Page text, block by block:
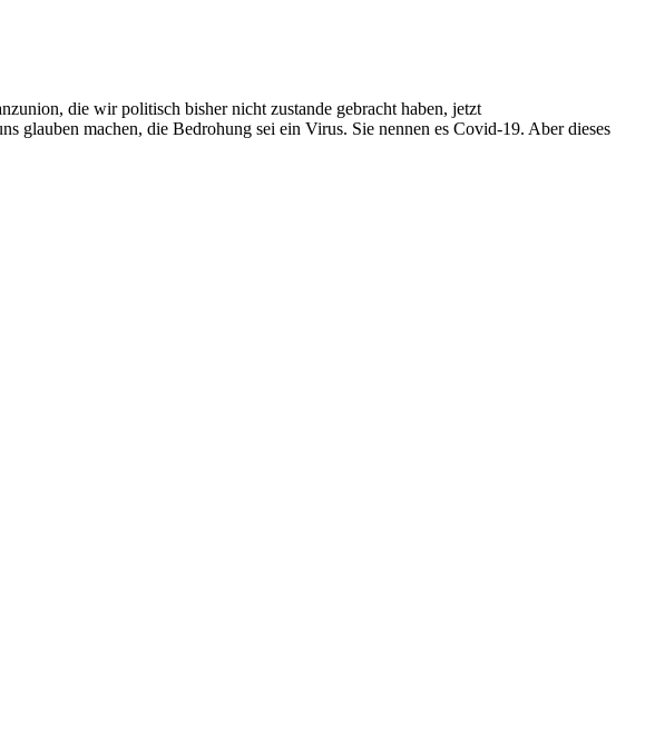
die wir politisch bisher nicht zustande gebracht haben, jetzt
machen, die Bedrohung sei ein Virus. Sie nennen es Covid-19. Aber dieses